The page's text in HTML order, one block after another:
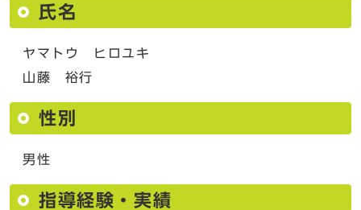
氏名
ヤマトウ ヒロユキ
山藤 裕行
性別
男性
指導経験・実績